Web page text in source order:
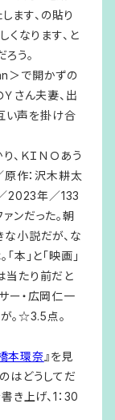
ます、の貼り
くなります、と
う。
＞で開かずの
さん夫妻、出
い声を掛け合
、ＫＩＮＯあう
原作：沢木耕太
2023年／133
ンだった。朝
小説だが、な
本」と「映画」
当たり前だと
ー・広岡仁一
。☆3.5点。
本環奈 』を見
はどうしてだ
き上げ、1：30